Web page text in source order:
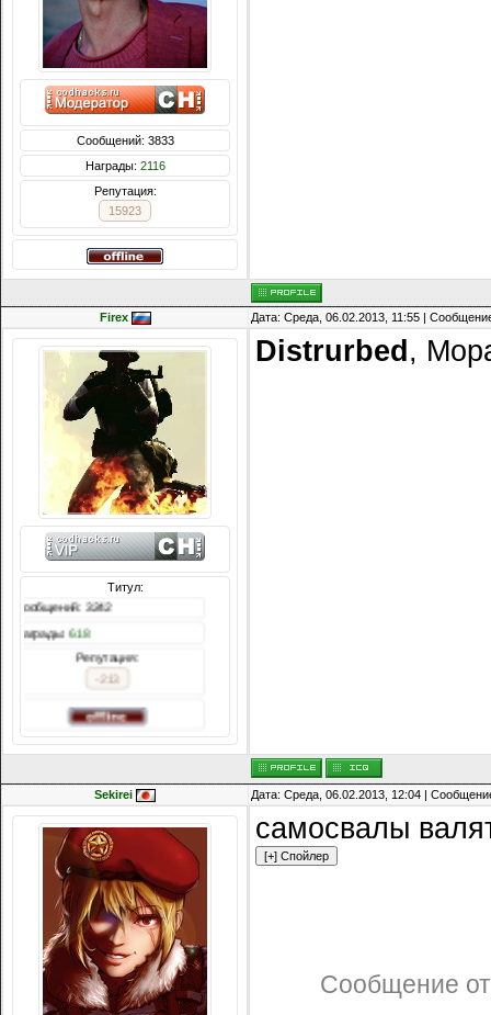
Сообщений: 3833
Награды: 2116
Репутация:
15923
Firex Дата: Среда, 06.02.2013, 11:55 |
Титул:
Distrurbed ,
Sekirei Дата: Среда, 06.02.2013, 12:04 |
самосвалы
Сообщение